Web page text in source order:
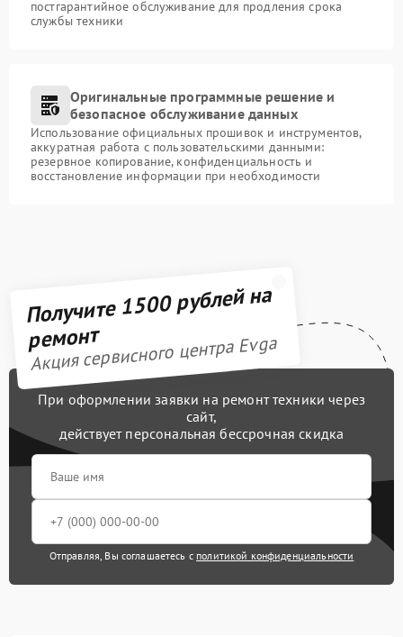
постгарантийное обслуживание для продления срока
службы техники
Оригинальные программные решение и
безопасное обслуживание данных
Использование официальных прошивок и инструментов,
аккуратная работа с пользовательскими данными:
резервное копирование, конфиденциальность и
восстановление информации при необходимости
Получите 1500 рублей на
ремонт
Акция сервисного центра Evga
При оформлении заявки на ремонт техники через
сайт,
действует персональная бессрочная скидка
Отправляя, Вы соглашаетесь с политикой конфиденциальности